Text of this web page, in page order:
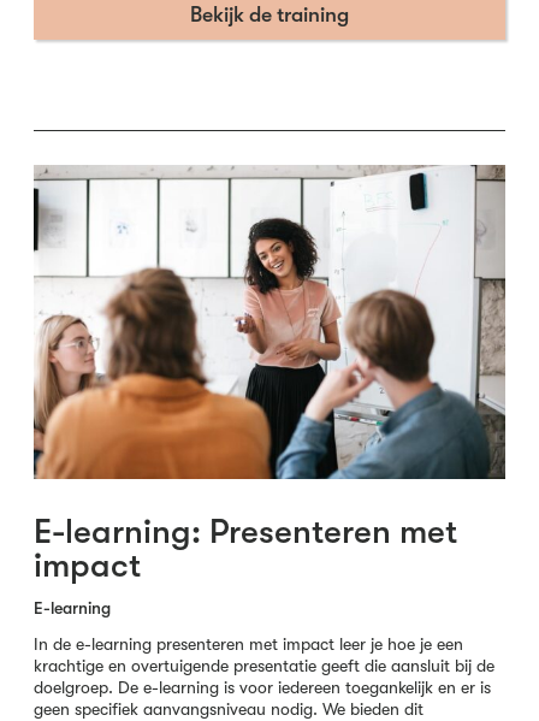
Bekijk de training
E-learning: Presenteren met
impact
E-learning
In de e-learning presenteren met impact leer je hoe je een
krachtige en overtuigende presentatie geeft die aansluit bij de
doelgroep. De e-learning is voor iedereen toegankelijk en er is
geen specifiek aanvangsniveau nodig. We bieden dit